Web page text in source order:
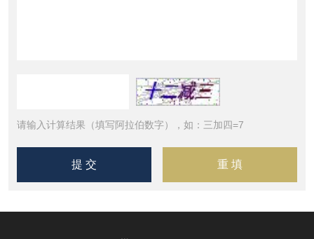
请输入计算结果（填写阿拉伯数字），如：三加四=7